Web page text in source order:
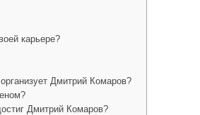
карьере?
Дмитрий Комаров?
Дмитрий Комаров?